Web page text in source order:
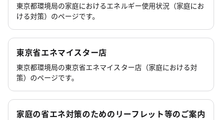
東京都環境局の家庭におけるエネルギー使用状況（家庭にお
ける対策）のページです。
東京省エネマイスター店
東京都環境局の東京省エネマイスター店（家庭における対
策）のページです。
家庭の省エネ対策のためのリーフレット等のご案内